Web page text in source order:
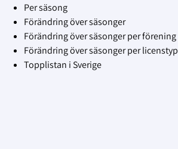
Per säsong
Förändring över säsonger
Förändring över säsonger per förening
Förändring över säsonger per licenstyp
Topplistan i Sverige